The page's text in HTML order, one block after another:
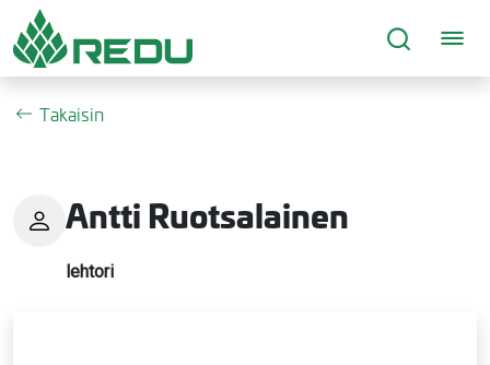
Siirry sivusisältöön
Takaisin
Antti Ruotsalainen
lehtori